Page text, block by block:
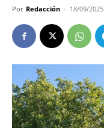
Por Redacción - 18/09/2025